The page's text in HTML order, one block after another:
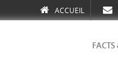
ACCUEIL